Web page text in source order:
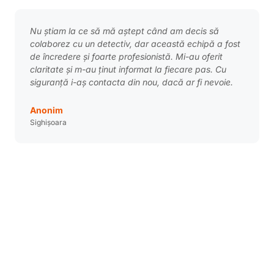
Nu știam la ce să mă aștept când am decis să
colaborez cu un detectiv, dar această echipă a fost
de încredere și foarte profesionistă. Mi-au oferit
claritate și m-au ținut informat la fiecare pas. Cu
siguranță i-aș contacta din nou, dacă ar fi nevoie.
Anonim
Sighișoara